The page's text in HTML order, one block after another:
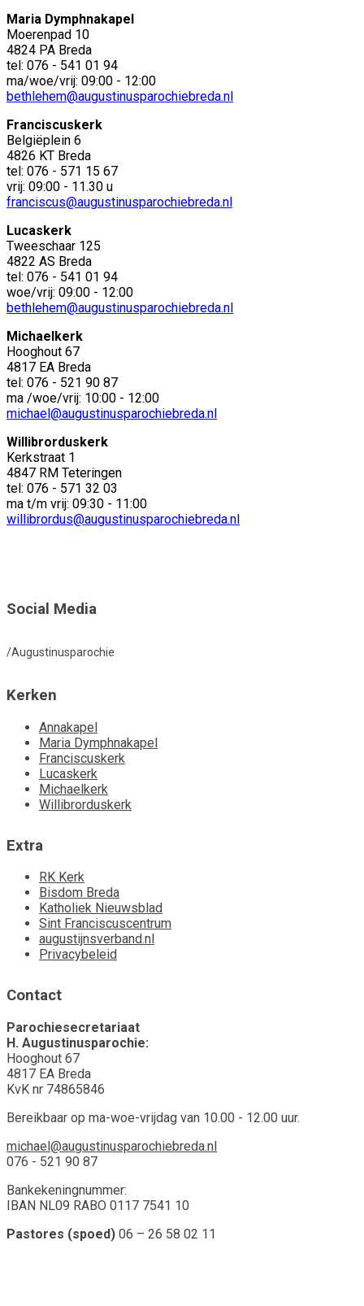
Maria Dymphnakapel
Moerenpad 10
4824 PA Breda
tel: 076 - 541 01 94
ma/woe/vrij: 09:00 - 12:00
bethlehem@augustinusparochiebreda.nl
Franciscuskerk
Belgiëplein 6
4826 KT Breda
tel: 076 - 571 15 67
vrij: 09:00 - 11.30 u
franciscus@augustinusparochiebreda.nl
Lucaskerk
Tweeschaar 125
4822 AS Breda
tel: 076 - 541 01 94
woe/vrij: 09:00 - 12:00
bethlehem@augustinusparochiebreda.nl
Michaelkerk
Hooghout 67
4817 EA Breda
tel: 076 - 521 90 87
ma /woe/vrij: 10:00 - 12:00
michael@augustinusparochiebreda.nl
Willibrorduskerk
Kerkstraat 1
4847 RM Teteringen
tel: 076 - 571 32 03
ma t/m vrij: 09:30 - 11:00
willibrordus@augustinusparochiebreda.nl
Social Media
/Augustinusparochie
Kerken
Annakapel
Maria Dymphnakapel
Franciscuskerk
Lucaskerk
Michaelkerk
Willibrorduskerk
Extra
RK Kerk
Bisdom Breda
Katholiek Nieuwsblad
Sint Franciscuscentrum
augustijnsverband.nl
Privacybeleid
Contact
Parochiesecretariaat
H. Augustinusparochie:
Hooghout 67
4817 EA Breda
KvK nr 74865846
Bereikbaar op ma-woe-vrijdag van 10.00 - 12.00 uur.
michael@augustinusparochiebreda.nl
076 - 521 90 87
Bankekeningnummer:
IBAN NL09 RABO 0117 7541 10
Pastores (spoed) 06 – 26 58 02 11